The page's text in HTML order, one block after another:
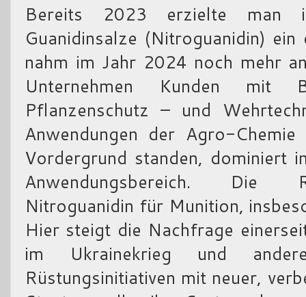
Bereits 2023 erzielte man
Guanidinsalze (Nitroguanidin)
nahm im Jahr 2024 noch mehr
Unternehmen Kunden mit
Pflanzenschutz – und
Anwendungen der Agro-
Vordergrund standen, dominiert
Anwendungsbereich. Die
Nitroguanidin für Munition,
Hier steigt die Nachfrage
im Ukrainekrieg und
Rüstungsinitiativen mit neuer,